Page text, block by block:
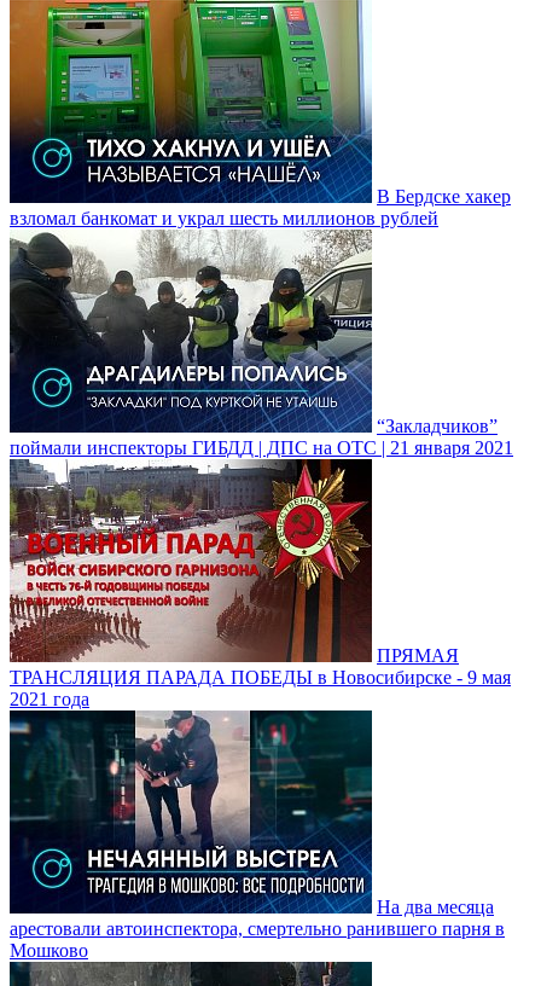
В Бердске хакер
взломал банкомат и украл шесть миллионов рублей
“Закладчиков”
поймали инспекторы ГИБДД | ДПС на ОТС | 21 января 2021
ПРЯМАЯ
ТРАНСЛЯЦИЯ ПАРАДА ПОБЕДЫ в Новосибирске - 9 мая
2021 года
На два месяца
арестовали автоинспектора, смертельно ранившего парня в
Мошково